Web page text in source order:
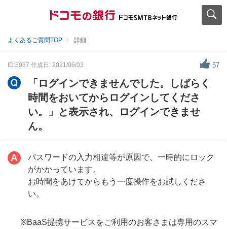
よくあるご質問TOP 詳細
ID:5937 作成日: 2021/06/03 57
「ログインできませんでした。しばらく
時間をおいてからログインしてくださ
い。」と表示され、ログインできませ
ん。
パスワードの入力相違等が原因で、一時的にロック
がかかっています。
お時間をあけてからもう一度操作をお試しくださ
い。
※BaaS提携サービスをご利用のお客さまは専用のスマ